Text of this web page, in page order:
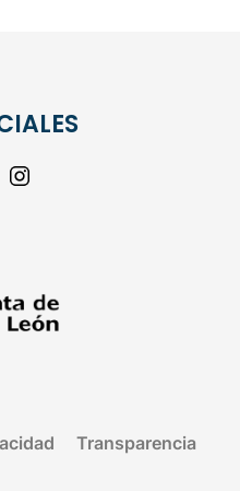
Transparencia